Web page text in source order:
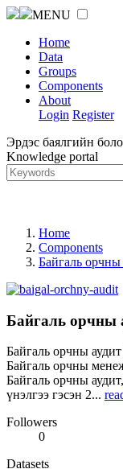
MENU
Home
Data
Groups
Components
About
Login Register
Эрдэс баялгийн
Knowledge portal
Home
Components
Байгаль орчны
Байгаль орчны
Байгаль орчны
Байгаль орчны
Байгаль орчны
үнэлгээ гэсэн 2...
Followers
0
Datasets